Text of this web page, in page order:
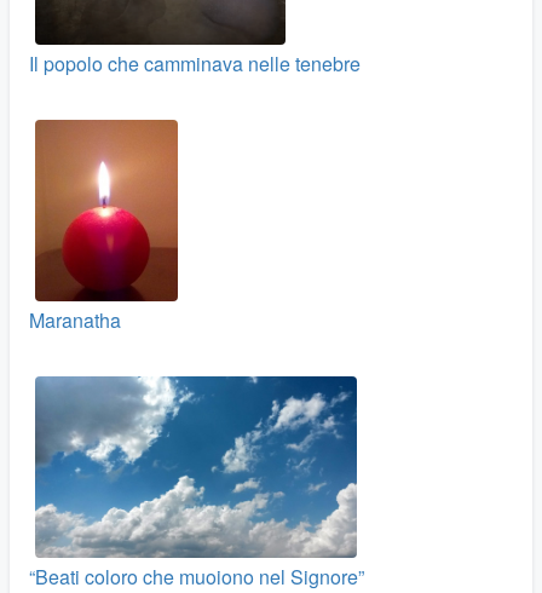
Il popolo che camminava nelle tenebre
Maranatha
“Beati coloro che muoiono nel Signore”